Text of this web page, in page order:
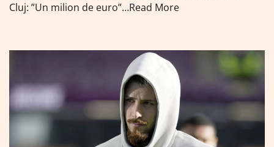
Cluj: ”Un milion de euro”…Read More